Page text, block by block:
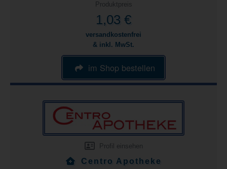
Produktpreis
1,03 €
versandkostenfrei
& inkl. MwSt.
im Shop bestellen
Profil einsehen
Centro Apotheke